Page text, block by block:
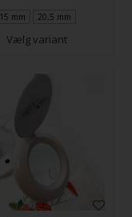
15 mm 20,5 mm
Vælg variant